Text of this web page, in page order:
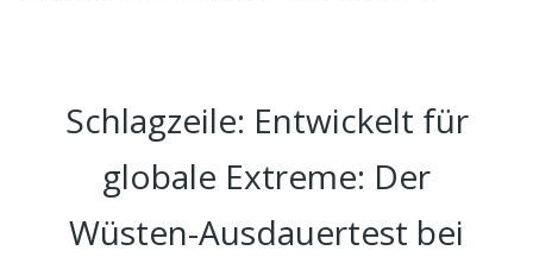
Schlagzeile: Entwickelt für
globale Extreme: Der
Wüsten-Ausdauertest bei